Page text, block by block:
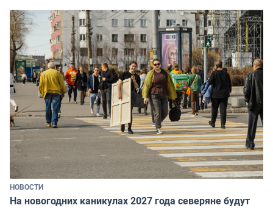
НОВОСТИ
На новогодних каникулах 2027 года северяне будут